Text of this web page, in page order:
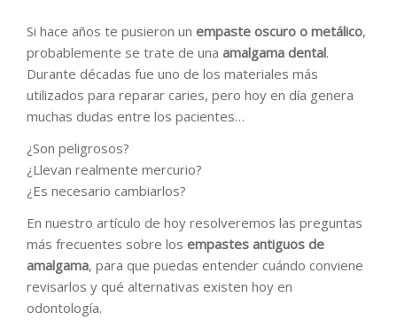
Si hace años te pusieron un empaste oscuro o metálico,
probablemente se trate de una amalgama dental.
Durante décadas fue uno de los materiales más
utilizados para reparar caries, pero hoy en día genera
muchas dudas entre los pacientes…
¿Son peligrosos?
¿Llevan realmente mercurio?
¿Es necesario cambiarlos?
En nuestro artículo de hoy resolveremos las preguntas
más frecuentes sobre los empastes antiguos de
amalgama, para que puedas entender cuándo conviene
revisarlos y qué alternativas existen hoy en
odontología.